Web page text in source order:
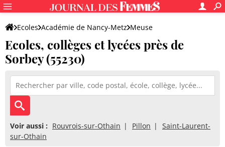
Ecoles Académie de Nancy-Metz Meuse
Ecoles, collèges et lycées près de
Sorbey (55230)
Voir aussi : Rouvrois-sur-Othain Pillon
Saint-Laurent-
sur-Othain